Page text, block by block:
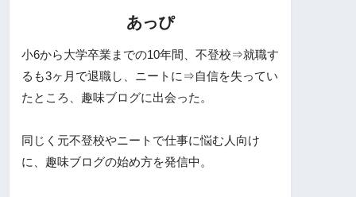
あっぴ
小6から大学卒業までの10年間、不登校⇒就職す
るも3ヶ月で退職し、ニートに⇒自信を失ってい
たところ、趣味ブログに出会った。
同じく元不登校やニートで仕事に悩む人向け
に、趣味ブログの始め方を発信中。